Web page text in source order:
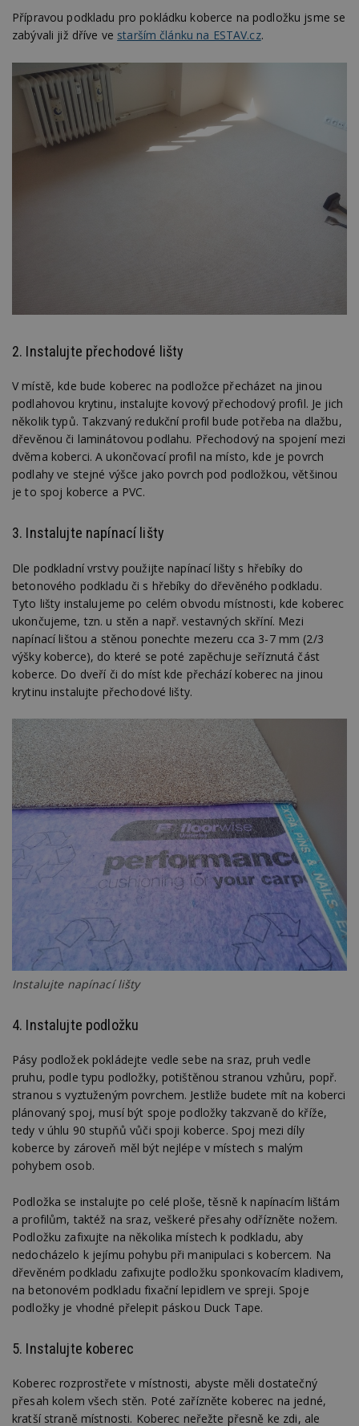
Přípravou podkladu pro pokládku koberce na podložku jsme se
zabývali již dříve ve starším článku na ESTAV.cz.
2. Instalujte přechodové lišty
V místě, kde bude koberec na podložce přecházet na jinou
podlahovou krytinu, instalujte kovový přechodový profil. Je jich
několik typů. Takzvaný redukční profil bude potřeba na dlažbu,
dřevěnou či laminátovou podlahu. Přechodový na spojení mezi
dvěma koberci. A ukončovací profil na místo, kde je povrch
podlahy ve stejné výšce jako povrch pod podložkou, většinou
je to spoj koberce a PVC.
3. Instalujte napínací lišty
Dle podkladní vrstvy použijte napínací lišty s hřebíky do
betonového podkladu či s hřebíky do dřevěného podkladu.
Tyto lišty instalujeme po celém obvodu místnosti, kde koberec
ukončujeme, tzn. u stěn a např. vestavných skříní. Mezi
napínací lištou a stěnou ponechte mezeru cca 3-7 mm (2/3
výšky koberce), do které se poté zapěchuje seříznutá část
koberce. Do dveří či do míst kde přechází koberec na jinou
krytinu instalujte přechodové lišty.
Instalujte napínací lišty
4. Instalujte podložku
Pásy podložek pokládejte vedle sebe na sraz, pruh vedle
pruhu, podle typu podložky, potištěnou stranou vzhůru, popř.
stranou s vyztuženým povrchem. Jestliže budete mít na koberci
plánovaný spoj, musí být spoje podložky takzvaně do kříže,
tedy v úhlu 90 stupňů vůči spoji koberce. Spoj mezi díly
koberce by zároveň měl být nejlépe v místech s malým
pohybem osob.
Podložka se instalujte po celé ploše, těsně k napínacím lištám
a profilům, taktéž na sraz, veškeré přesahy odřízněte nožem.
Podložku zafixujte na několika místech k podkladu, aby
nedocházelo k jejímu pohybu při manipulaci s kobercem. Na
dřevěném podkladu zafixujte podložku sponkovacím kladivem,
na betonovém podkladu fixační lepidlem ve spreji. Spoje
podložky je vhodné přelepit páskou Duck Tape.
5. Instalujte koberec
Koberec rozprostřete v místnosti, abyste měli dostatečný
přesah kolem všech stěn. Poté zařízněte koberec na jedné,
kratší straně místnosti. Koberec neřežte přesně ke zdi, ale